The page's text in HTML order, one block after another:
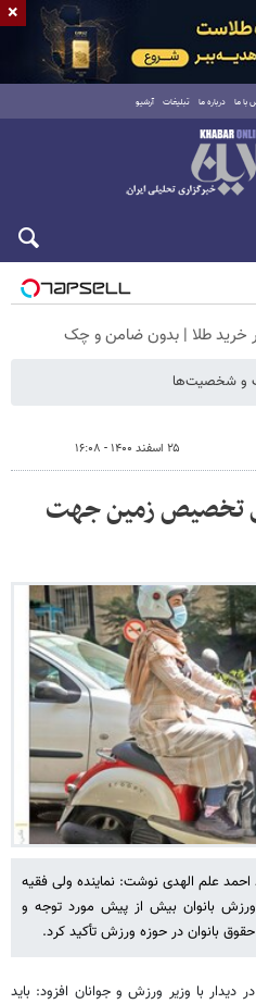
با ما درباره ما تبلیغات آرشیو
و شخصیت‌ها
۲۵ اسفند ۱۴۰۰ - ۱۶:۰۸
تخصیص زمین جهت
علم الهدی نوشت: نماینده ولی فقیه
ورزش بانوان بیش از پیش مورد توجه و
بانوان در حوزه ورزش تأکید کرد.
با وزیر ورزش و جوانان افزود: باید
×